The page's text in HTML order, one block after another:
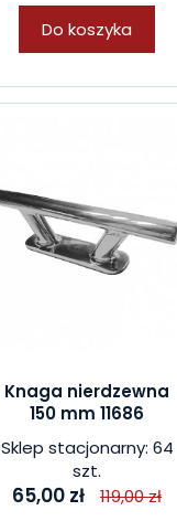
Do koszyka
Knaga nierdzewna
150 mm 11686
Sklep stacjonarny: 64
szt.
65,00 zł 119,00 zł